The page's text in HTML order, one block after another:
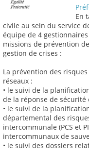
En
civile au sein du service
équipe de 4
missions de prévention
gestion de crises :
La prévention des
réseaux :
• le suivi de la
de la réponse de sécurité
• le suivi de la
départemental des
intercommunale (PCS et
intercommunaux de
• le suivi des dossiers